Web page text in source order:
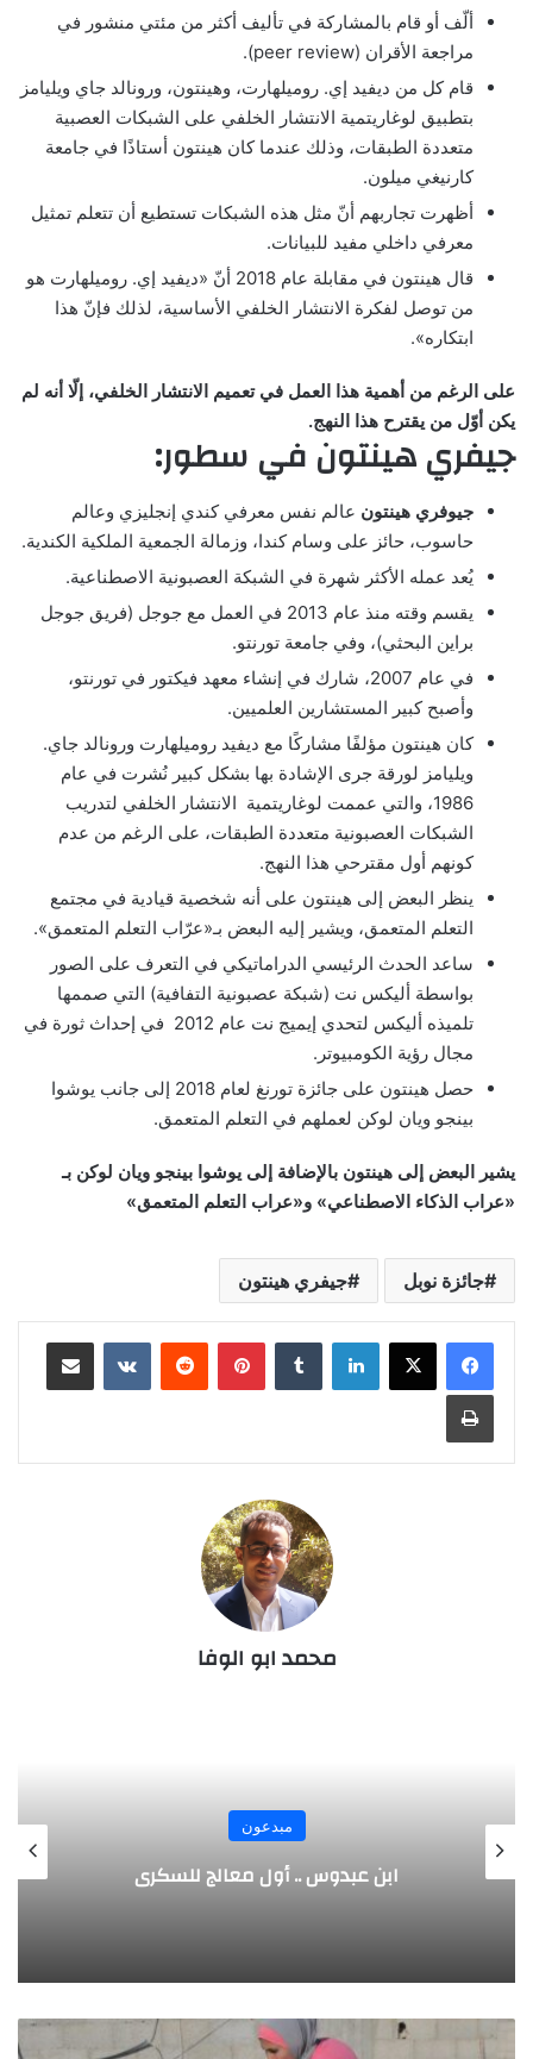
ألّف أو قام بالمشاركة في تأليف أكثر من مئتي منشور في
مراجعة الأقران (peer review).
قام كل من ديفيد إي. روميلهارت، وهينتون، ورونالد جاي ويليامز
بتطبيق لوغاريتمية الانتشار الخلفي على الشبكات العصبية
متعددة الطبقات، وذلك عندما كان هينتون أستاذًا في جامعة
كارنيغي ميلون.
أظهرت تجاربهم أنّ مثل هذه الشبكات تستطيع أن تتعلم تمثيل
معرفي داخلي مفيد للبيانات.
قال هينتون في مقابلة عام 2018 أنّ «ديفيد إي. روميلهارت هو
من توصل لفكرة الانتشار الخلفي الأساسية، لذلك فإنّ هذا
ابتكاره».
على الرغم من أهمية هذا العمل في تعميم الانتشار الخلفي، إلّا أنه لم
يكن أوّل من يقترح هذا النهج.
جيفري هينتون في سطور:
جيوفري هينتون عالم نفس معرفي كندي إنجليزي وعالم
حاسوب، حائز على وسام كندا، وزمالة الجمعية الملكية الكندية.
يُعد عمله الأكثر شهرة في الشبكة العصبونية الاصطناعية.
يقسم وقته منذ عام 2013 في العمل مع جوجل (فريق جوجل
براين البحثي)، وفي جامعة تورنتو.
في عام 2007، شارك في إنشاء معهد فيكتور في تورنتو،
وأصبح كبير المستشارين العلميين.
كان هينتون مؤلفًا مشاركًا مع ديفيد روميلهارت ورونالد جاي.
ويليامز لورقة جرى الإشادة بها بشكل كبير نُشرت في عام
1986، والتي عممت لوغاريتمية الانتشار الخلفي لتدريب
الشبكات العصبونية متعددة الطبقات، على الرغم من عدم
كونهم أول مقترحي هذا النهج.
ينظر البعض إلى هينتون على أنه شخصية قيادية في مجتمع
التعلم المتعمق، ويشير إليه البعض بـ«عرّاب التعلم المتعمق».
ساعد الحدث الرئيسي الدراماتيكي في التعرف على الصور
بواسطة أليكس نت (شبكة عصبونية التفافية) التي صممها
تلميذه أليكس لتحدي إيميج نت عام 2012 في إحداث ثورة في
مجال رؤية الكومبيوتر.
حصل هينتون على جائزة تورنغ لعام 2018 إلى جانب يوشوا
بينجو ويان لوكن لعملهم في التعلم المتعمق.
يشير البعض إلى هينتون بالإضافة إلى يوشوا بينجو ويان لوكن بـ
«عراب الذكاء الاصطناعي» و«عراب التعلم المتعمق»
جائزة نوبل جيفري هينتون
لينكدإن بينتيريست
محمد ابو الوفا
مبدعون
الألماني بنز مخترع السيارة الحديثة